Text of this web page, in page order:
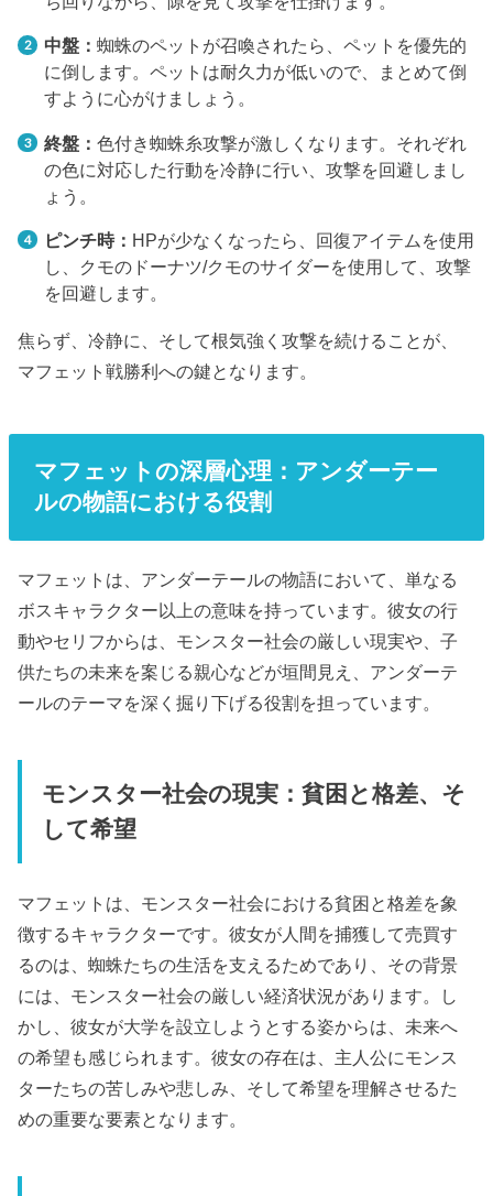
中盤： 蜘蛛のペットが召喚されたら、ペットを優先的
に倒します。ペットは耐久力が低いので、まとめて倒
すように心がけましょう。
終盤： 色付き蜘蛛糸攻撃が激しくなります。それぞれ
の色に対応した行動を冷静に行い、攻撃を回避しまし
ょう。
ピンチ時： HPが少なくなったら、回復アイテムを使用
し、クモのドーナツ/クモのサイダーを使用して、攻撃
を回避します。
焦らず、冷静に、そして根気強く攻撃を続けることが、
マフェット戦勝利への鍵となります。
マフェットの深層心理：アンダーテー
ルの物語における役割
マフェットは、アンダーテールの物語において、単なる
ボスキャラクター以上の意味を持っています。彼女の行
動やセリフからは、モンスター社会の厳しい現実や、子
供たちの未来を案じる親心などが垣間見え、アンダーテ
ールのテーマを深く掘り下げる役割を担っています。
モンスター社会の現実：貧困と格差、そ
して希望
マフェットは、モンスター社会における貧困と格差を象
徴するキャラクターです。彼女が人間を捕獲して売買す
るのは、蜘蛛たちの生活を支えるためであり、その背景
には、モンスター社会の厳しい経済状況があります。し
かし、彼女が大学を設立しようとする姿からは、未来へ
の希望も感じられます。彼女の存在は、主人公にモンス
ターたちの苦しみや悲しみ、そして希望を理解させるた
めの重要な要素となります。